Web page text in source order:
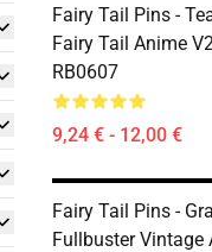
Fairy Tail Pins -
Fairy Tail Anime
RB0607
9,24 € - 12,00 €
Fairy Tail Pins -
Fullbuster Vintage